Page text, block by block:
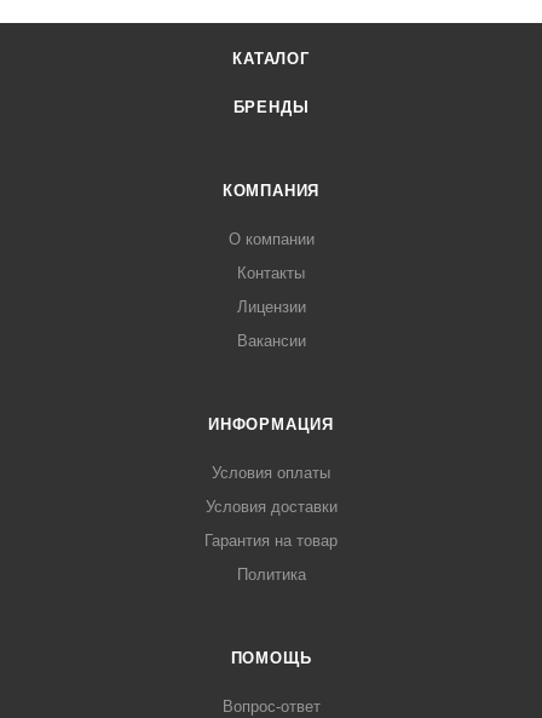
КАТАЛОГ
БРЕНДЫ
КОМПАНИЯ
О компании
Контакты
Лицензии
Вакансии
ИНФОРМАЦИЯ
Условия оплаты
Условия доставки
Гарантия на товар
Политика
ПОМОЩЬ
Вопрос-ответ